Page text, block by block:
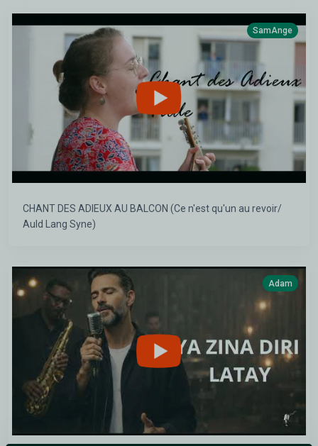
SamAnge
CHANT DES ADIEUX AU BALCON (Ce n'est qu'un au revoir/
Auld Lang Syne)
Adam